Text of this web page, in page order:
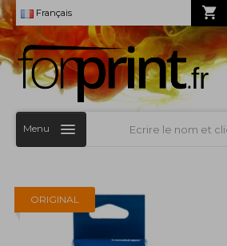
Français
Menu
ORIGINAL